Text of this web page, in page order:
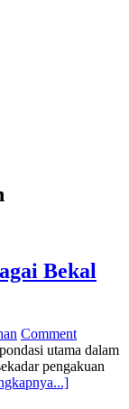
Bekal
Comment
utama dalam
pengakuan